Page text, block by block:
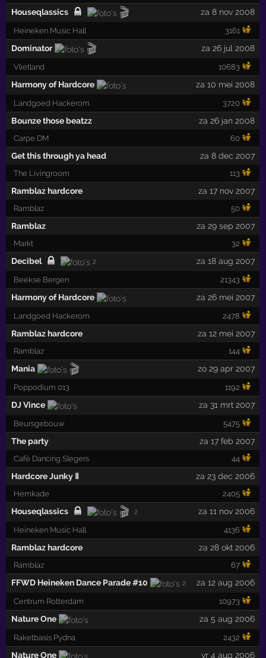
Houseqlassics 🎬 za 8 nov 2008
Heineken Music Hall 3161
Dominator 🎬 za 26 jul 2008
Vlietland 10683
Harmony of Hardcore za 10 mei 2008
Landgoed Hackerom 3720
Bounze those beatzz za 26 jan 2008
Carpe DM 60
Get this through ya head za 8 dec 2007
The Livingroom 113
Ramblaz hardcore za 17 nov 2007
Ramblaz 50
Ramblaz za 29 sep 2007
Markt 32
Decibel 2 za 18 aug 2007
Beekse Bergen 21343
Harmony of Hardcore za 26 mei 2007
Landgoed Hackerom 2478
Ramblaz hardcore za 12 mei 2007
Ramblaz 144
Mania 🎬 zo 29 apr 2007
Poppodium 013 1192
DJ Vince za 31 mrt 2007
Beursgebouw 5475
The party za 17 feb 2007
Café Dancing Slegers 44
Hardcore Junky Ⅱ za 23 dec 2006
Hemkade 2405
Houseqlassics 🎬 2 za 11 nov 2006
Heineken Music Hall 4136
Ramblaz hardcore za 28 okt 2006
Ramblaz 67
FFWD Heineken Dance Parade #10 2 za 12 aug 2006
Centrum Rotterdam 10973
Nature One za 5 aug 2006
Raketbasis Pydna 2432
Nature One vr 4 aug 2006